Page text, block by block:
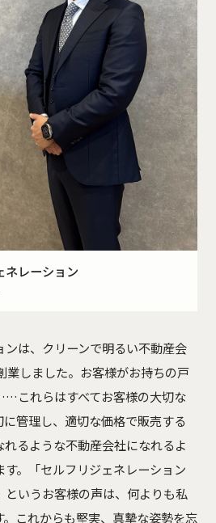
ネレーション
は、クリーンで明るい不動産会
しました。 お客様がお持ちの戸
これらはすべてお客様の大切な
管理し、適切な価格で販売する
るような不動産会社になれるよ
。
「セルフリジェネレーション
というお客様の声は、何よりも私
これからも堅実、真摯な姿勢を忘